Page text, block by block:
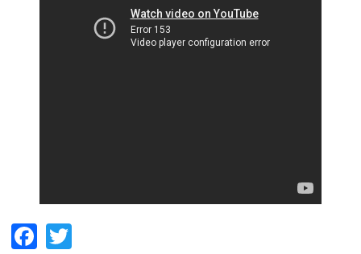
Facebook